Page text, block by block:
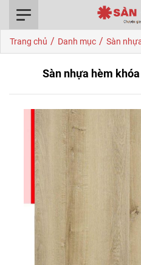
Trang chủ / Danh mục / Sàn
Sàn nhựa hèm